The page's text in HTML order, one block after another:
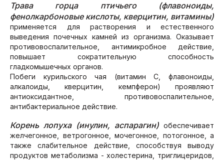
Трава горца птичьего (флавоноиды,
фенолкарбоновые кислоты, кверцитин, витамины)
применяется для растворения и естественного
выведения почечных камней из организма. Оказывает
противовоспалительное, антимикробное действие,
повышает сократительную способность
гладкомышечных органов.
Побеги курильского чая (витамин С, флавоноиды,
алкалоиды, кверцитин, кемпферон) проявляют
антиоксидантное, противовоспалительное,
антибактериальное действие.
Корень лопуха (инулин, аспарагин) обеспечивает
желчегонное, ветрогонное, мочегонное, потогонное, а
также слабительное действие, способствуя выводу
продуктов метаболизма - холестерина, триглицеридов,